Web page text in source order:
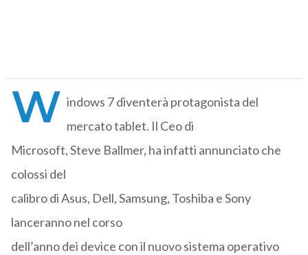
W indows 7 diventerà protagonista del
mercato tablet. Il Ceo di
Microsoft, Steve Ballmer, ha infatti annunciato che
colossi del
calibro di Asus, Dell, Samsung, Toshiba e Sony
lanceranno nel corso
dell’anno dei device con il nuovo sistema operativo